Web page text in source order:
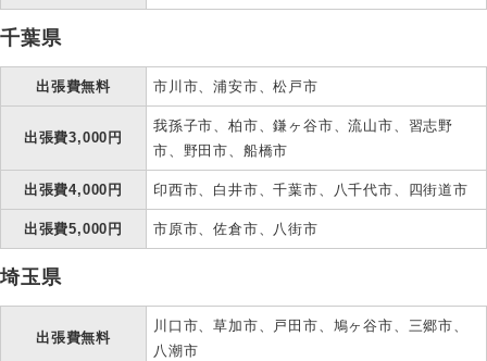
千葉県
出張費無料 市川市、浦安市、松戸市
出張費3,000円
我孫子市、柏市、鎌ヶ谷市、流山市、習志野
市、野田市、船橋市
出張費4,000円 印西市、白井市、千葉市、八千代市、四街道市
出張費5,000円 市原市、佐倉市、八街市
埼玉県
出張費無料
川口市、草加市、戸田市、鳩ヶ谷市、三郷市、
八潮市